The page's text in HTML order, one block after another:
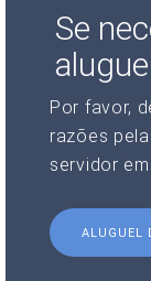
Se
Por favor,
razões
servidor
ALUGUEL